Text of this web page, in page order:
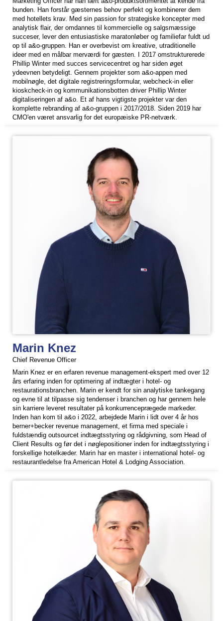
bunden. Han forstår gæsternes behov perfekt og kombinerer dem
med hotellets krav. Med sin passion for strategiske koncepter med
analytisk flair, der omdannes til kommercielle og salgsmæssige
succeser, lever den entusiastiske maratonløber og familiefar fuldt ud
op til a&o-gruppen. Han er overbevist om kreative, utraditionelle
ideer med en målbar merværdi for gæsten. I 2017 omstrukturerede
Phillip Winter med succes servicecentret og har siden øget
ydeevnen betydeligt. Gennem projekter som a&o-appen med
mobilnøgle, det digitale registreringsformular, webcheck-in eller
kioskcheck-in og kommunikationsbotten driver Phillip Winter
digitaliseringen af a&o. Et af hans vigtigste projekter var den
komplette rebranding af a&o-gruppen i 2017/2018. Siden 2019 har
CMO'en været ansvarlig for det europæiske PR-netværk.
Marin Knez
Chief Revenue Officer
Marin Knez er en erfaren revenue management-ekspert med over 12
års erfaring inden for optimering af indtægter i hotel- og
restaurationsbranchen. Marin er kendt for sin analytiske tankegang
og evne til at tilpasse sig tendenser i branchen og har gennem hele
sin karriere leveret resultater på konkurrenceprægede markeder.
Inden han kom til a&o i 2022, arbejdede Marin i lidt over 4 år hos
berner+becker revenue management, et firma med speciale i
fuldstændig outsourcet indtægtsstyring og rådgivning, som Head of
Client Results og før det i nøglepositioner inden for indtægtsstyring i
forskellige hotelkæder. Marin har en master i international hotel- og
restaurantledelse fra American Hotel & Lodging Association.